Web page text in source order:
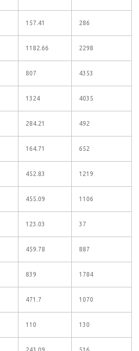
157.41 286
1182.66 2298
807 4353
1324 4035
284.21 492
164.71 652
452.83 1219
455.09 1106
123.03 37
459.78 887
839 1784
471.7 1070
110 130